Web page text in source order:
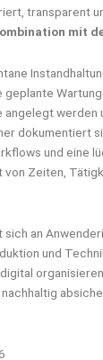
transparent
mit
werden
dokumentiert
und eine
Zeiten,
an
und